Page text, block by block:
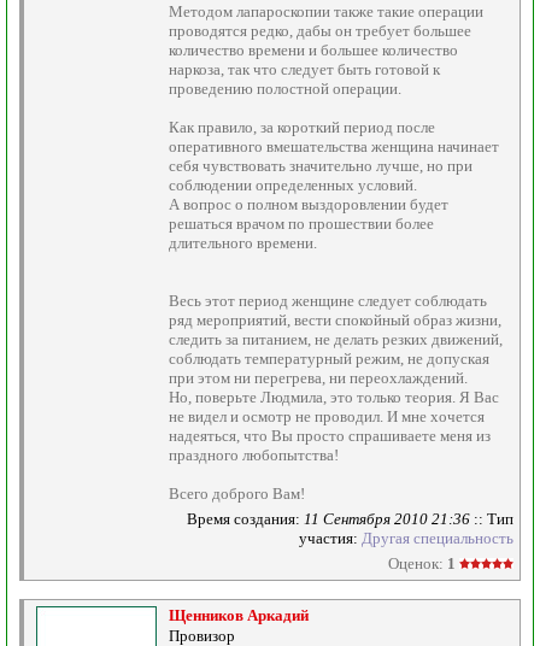
Методом лапароскопии также такие операции
проводятся редко, дабы он требует большее
количество времени и большее количество
наркоза, так что следует быть готовой к
проведению полостной операции.
Как правило, за короткий период после
оперативного вмешательства женщина начинает
себя чувствовать значительно лучше, но при
соблюдении определенных условий.
А вопрос о полном выздоровлении будет
решаться врачом по прошествии более
длительного времени.
Весь этот период женщине следует соблюдать
ряд мероприятий, вести спокойный образ жизни,
следить за питанием, не делать резких движений,
соблюдать температурный режим, не допуская
при этом ни перегрева, ни переохлаждений.
Но, поверьте Людмила, это только теория. Я Вас
не видел и осмотр не проводил. И мне хочется
надеяться, что Вы просто спрашиваете меня из
праздного любопытства!
Всего доброго Вам!
Время создания: 11 Сентября 2010 21:36 :: Тип
участия: Другая специальность
Оценок: 1
Щенников Аркадий
Провизор